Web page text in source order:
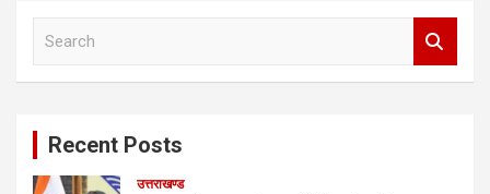
Recent Posts
उत्तराखण्ड